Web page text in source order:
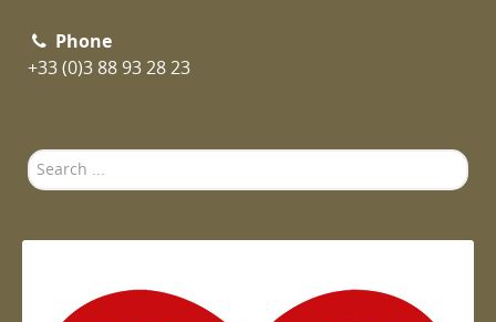
Phone
+33 (0)3 88 93 28 23
Search
...